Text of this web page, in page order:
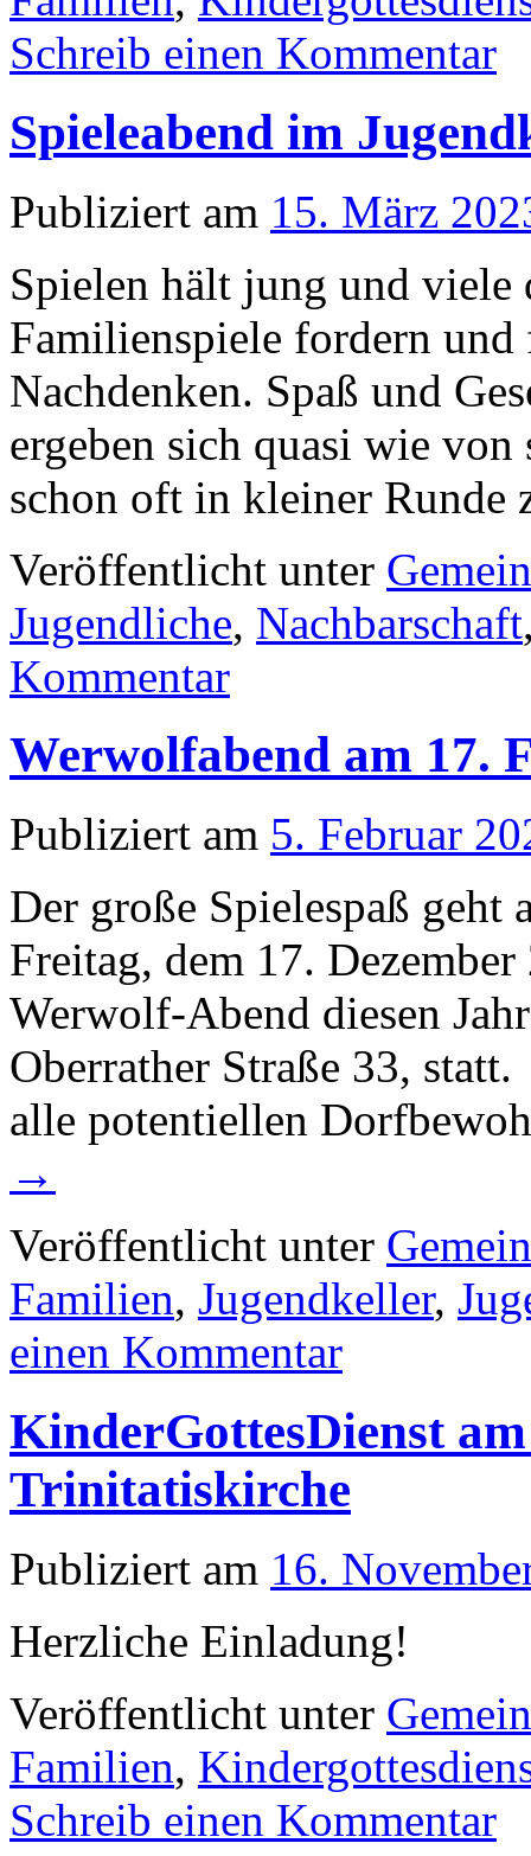
Schreib einen Kommentar
Spieleabend im
Publiziert am 15. März
Spielen hält jung und viele
Familienspiele fordern und
Nachdenken. Spaß und
ergeben sich quasi wie
schon oft in kleiner
Veröffentlicht unter
Jugendliche, Nachbarschaft
Kommentar
Werwolfabend am 17.
Publiziert am 5. Februar
Der große Spielespaß geht
Freitag, dem 17.
Werwolf-Abend diesen
Oberrather Straße 33,
alle potentiellen
→
Veröffentlicht unter
Familien, Jugendkeller,
einen Kommentar
KinderGottesDienst
Trinitatiskirche
Publiziert am 16.
Herzliche Einladung!
Veröffentlicht unter
Familien,
Schreib einen Kommentar